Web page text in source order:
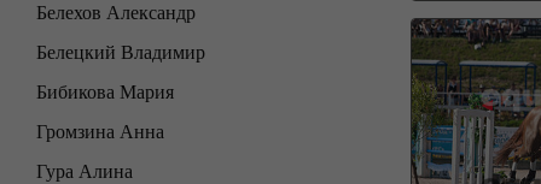
Белехов Александр
Белецкий Владимир
Бибикова Мария
Громзина Анна
Гура Алина